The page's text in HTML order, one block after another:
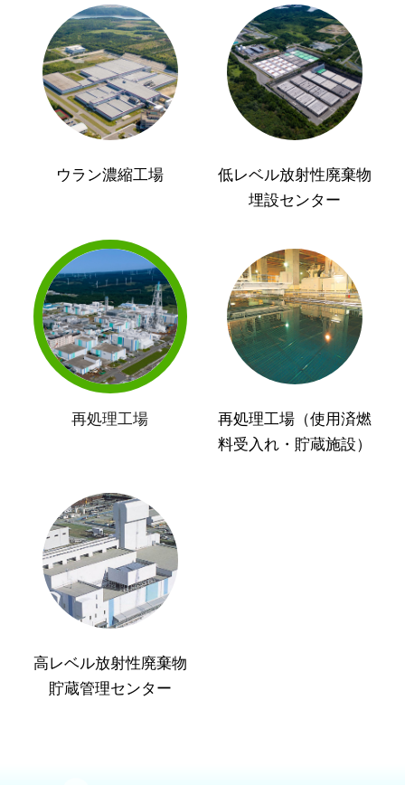
ウラン濃縮工場
低レベル放射性廃棄物
埋設センター
再処理工場
再処理工場（使用済燃
料受入れ・貯蔵施設）
高レベル放射性廃棄物
貯蔵管理センター